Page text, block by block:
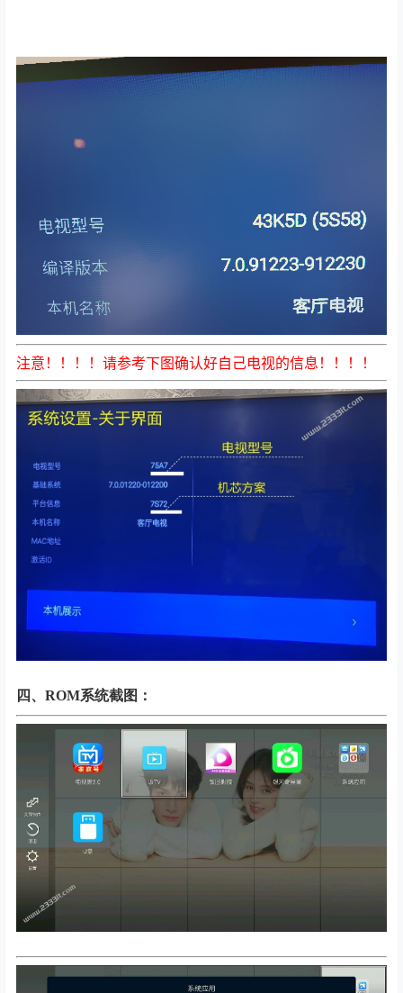
注意！！！！请参考下图确认好自己电视的信息！！！！
四、 ROM系统截图：